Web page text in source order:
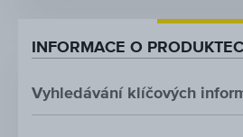
INFORMACE O
Vyhledávání klíčových